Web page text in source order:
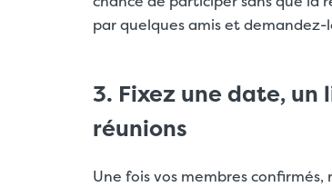
par quelques amis et demandez-
3. Fixez une date, un
réunions
Une fois vos membres